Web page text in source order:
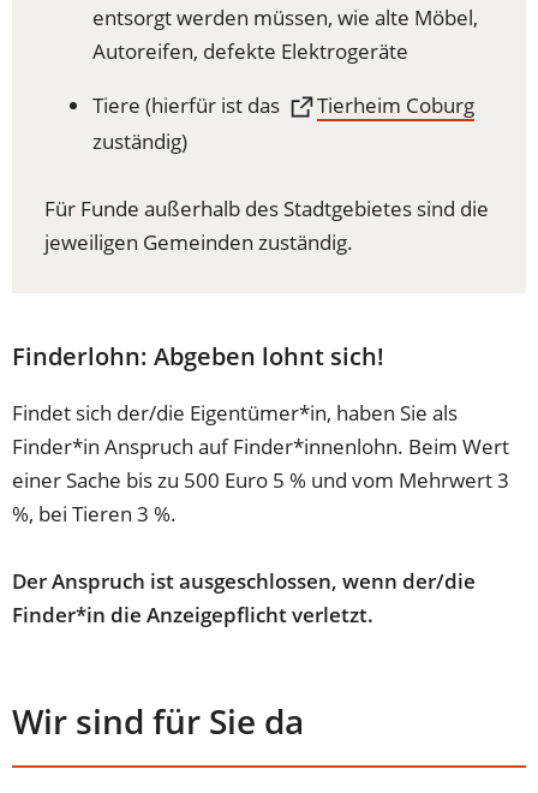
entsorgt werden müssen, wie alte Möbel,
Autoreifen, defekte Elektrogeräte
Tiere (hierfür ist das
Tierheim Coburg
(Öffnet
neuen
Tab)
zuständig)
Für Funde außerhalb des Stadtgebietes sind die
jeweiligen Gemeinden zuständig.
Finderlohn: Abgeben lohnt sich!
Findet sich der/die Eigentümer*in, haben Sie als
Finder*in Anspruch auf Finder*innenlohn. Beim Wert
einer Sache bis zu 500 Euro 5 % und vom Mehrwert 3
%, bei Tieren 3 %.
Der Anspruch ist ausgeschlossen, wenn der/die
Finder*in die Anzeigepflicht verletzt.
Wir sind für Sie da